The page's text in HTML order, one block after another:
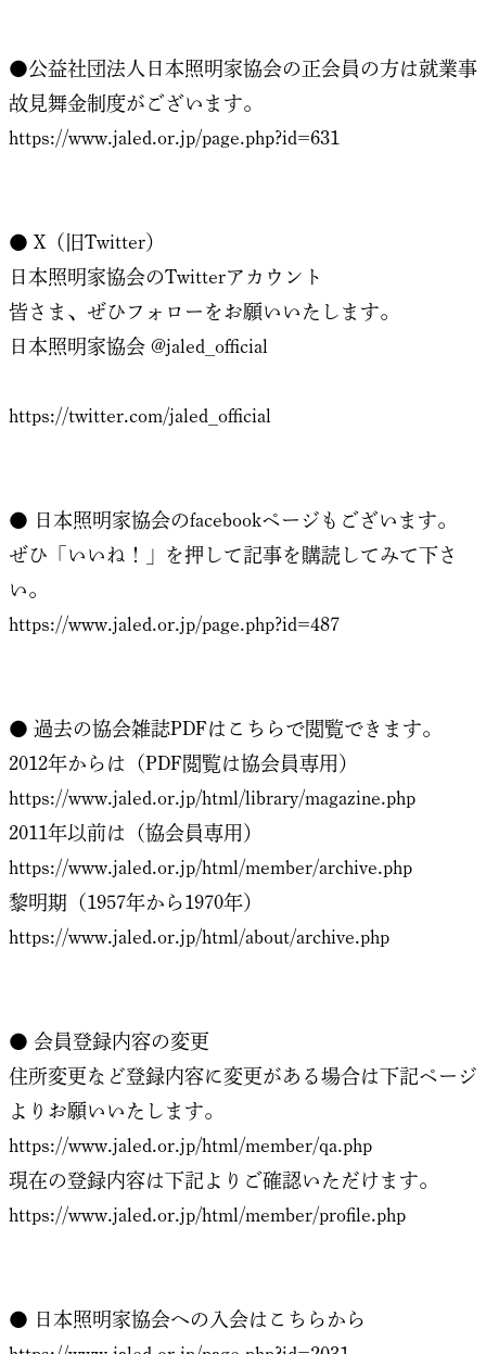
●公益社団法人日本照明家協会の正会員の方は就業事
故見舞金制度がございます。
https://www.jaled.or.jp/page.php?id=631
● X（旧Twitter）
日本照明家協会のTwitterアカウント
皆さま、ぜひフォローをお願いいたします。
日本照明家協会 @jaled_official
https://twitter.com/jaled_official
● 日本照明家協会のfacebookページもございます。
ぜひ「いいね！」を押して記事を購読してみて下さ
い。
https://www.jaled.or.jp/page.php?id=487
● 過去の協会雑誌PDFはこちらで閲覧できます。
2012年からは（PDF閲覧は協会員専用）
https://www.jaled.or.jp/html/library/magazine.php
2011年以前は（協会員専用）
https://www.jaled.or.jp/html/member/archive.php
黎明期（1957年から1970年）
https://www.jaled.or.jp/html/about/archive.php
● 会員登録内容の変更
住所変更など登録内容に変更がある場合は下記ページ
よりお願いいたします。
https://www.jaled.or.jp/html/member/qa.php
現在の登録内容は下記よりご確認いただけます。
https://www.jaled.or.jp/html/member/profile.php
● 日本照明家協会への入会はこちらから